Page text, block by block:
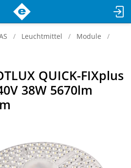
Leuchtmittel
Module
QUICK-FIXplus
38W 5670lm